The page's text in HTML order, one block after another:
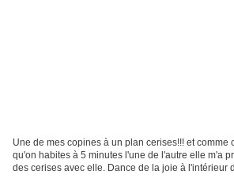
Une de mes copines à un plan cerises!!! et comme
qu'on habites à 5 minutes l'une de l'autre elle m'a
des cerises avec elle. Dance de la joie à l'intérieur